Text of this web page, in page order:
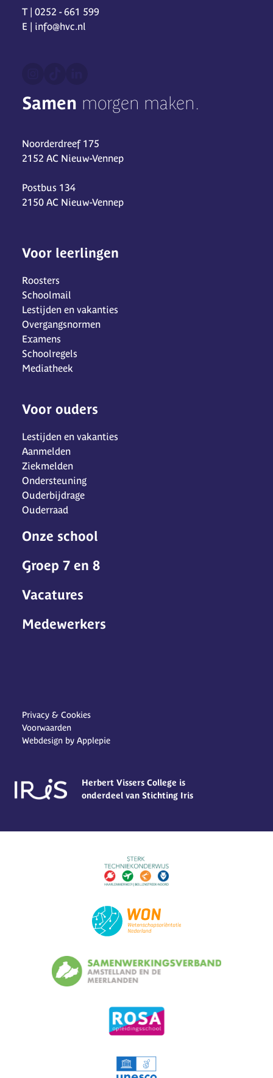
T | 0252 - 661 599
E | info@hvc.nl
Samen morgen maken.
Noorderdreef 175
2152 AC Nieuw-Vennep
Postbus 134
2150 AC Nieuw-Vennep
Voor leerlingen
Roosters
Schoolmail
Lestijden en vakanties
Overgangsnormen
Examens
Schoolregels
Mediatheek
Voor ouders
Lestijden en vakanties
Aanmelden
Ziekmelden
Ondersteuning
Ouderbijdrage
Ouderraad
Onze school
Groep 7 en 8
Vacatures
Medewerkers
Privacy & Cookies
Voorwaarden
Webdesign by Applepie
Herbert Vissers College is
onderdeel van Stichting Iris